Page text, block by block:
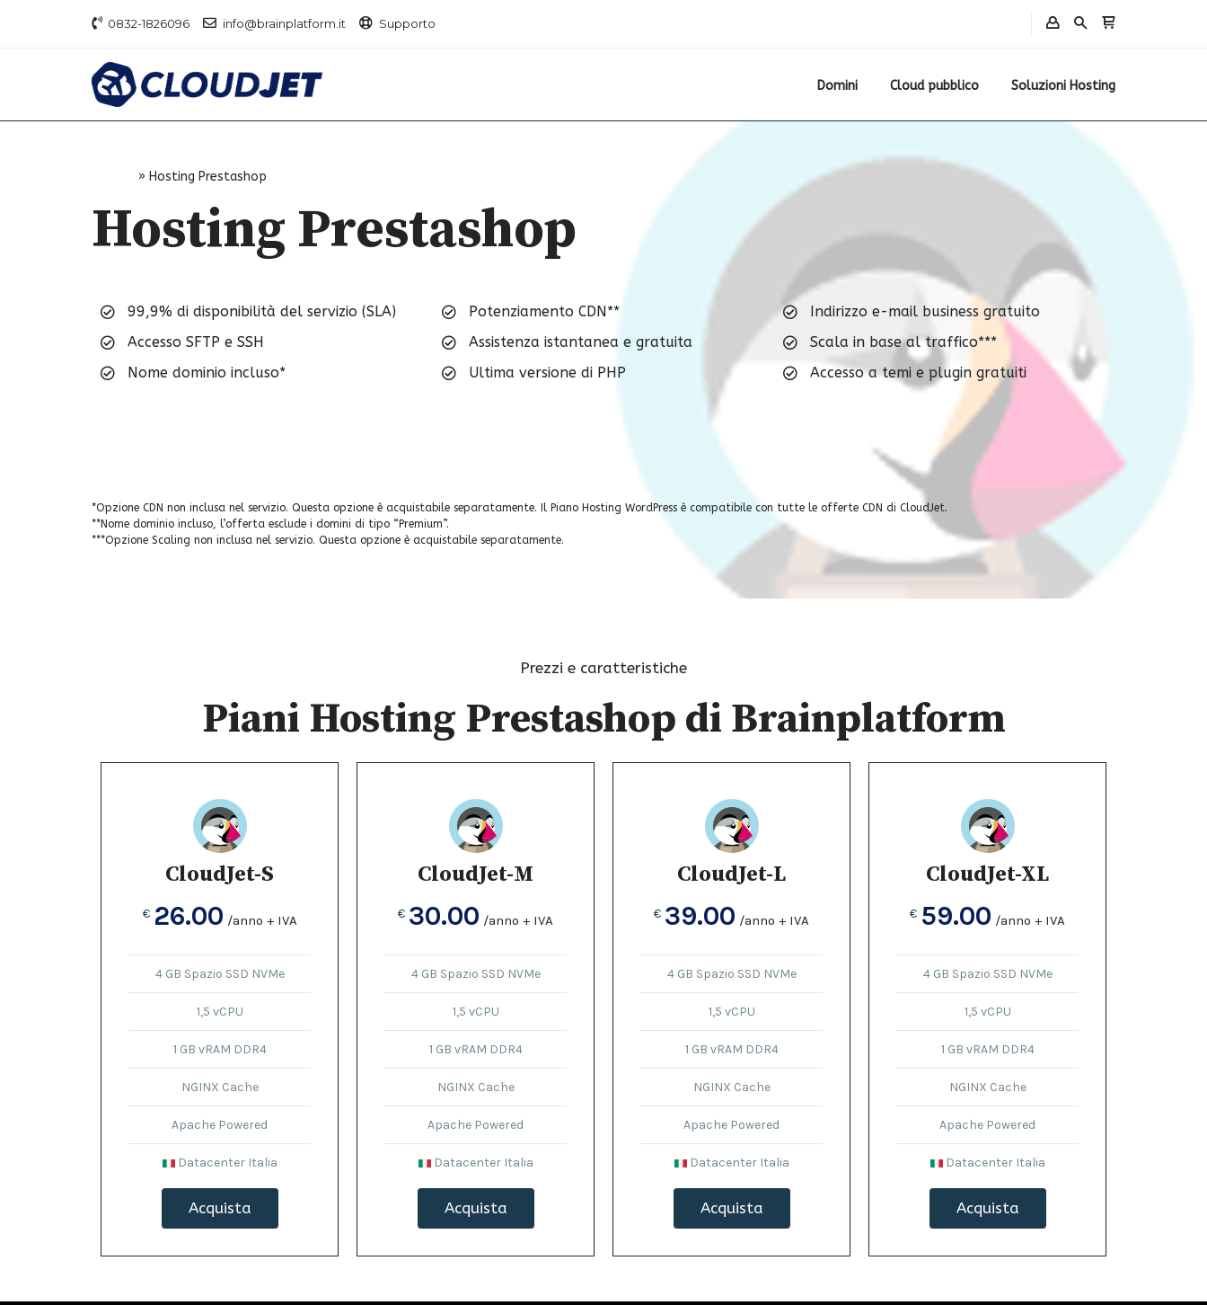
0832-1826096 info@brainplatform.it Supporto
Domini Cloud pubblico Soluzioni Hosting
» Hosting Prestashop
Hosting Prestashop
99,9% di disponibilità del servizio (SLA)
Accesso SFTP e SSH
Nome dominio incluso*
Potenziamento CDN**
Assistenza istantanea e gratuita
Ultima versione di PHP
Indirizzo e-mail business gratuito
Scala in base al traffico***
Accesso a temi e plugin gratuiti
*Opzione CDN non inclusa nel servizio. Questa opzione è acquistabile separatamente. Il Piano Hosting WordPress è compatibile con tutte le offerte CDN di CloudJet.
**Nome dominio incluso, l’offerta esclude i domini di tipo “Premium”.
***Opzione Scaling non inclusa nel servizio. Questa opzione è acquistabile separatamente.
Prezzi e caratteristiche
Piani Hosting Prestashop di Brainplatform
CloudJet-S
€ 26.00 /anno + IVA
4 GB Spazio SSD NVMe
1,5 vCPU
1 GB vRAM DDR4
NGINX Cache
Apache Powered
Datacenter Italia
Acquista
CloudJet-M
€ 30.00 /anno + IVA
4 GB Spazio SSD NVMe
1,5 vCPU
1 GB vRAM DDR4
NGINX Cache
Apache Powered
Datacenter Italia
Acquista
CloudJet-L
€ 39.00 /anno + IVA
4 GB Spazio SSD NVMe
1,5 vCPU
1 GB vRAM DDR4
NGINX Cache
Apache Powered
Datacenter Italia
Acquista
CloudJet-XL
€ 59.00 /anno + IVA
4 GB Spazio SSD NVMe
1,5 vCPU
1 GB vRAM DDR4
NGINX Cache
Apache Powered
Datacenter Italia
Acquista